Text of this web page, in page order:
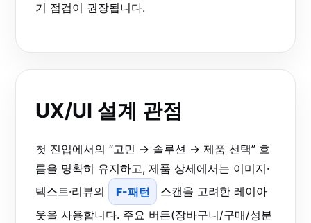
기 점검이 권장됩니다.
UX/UI 설계 관점
첫 진입에서의 “고민 → 솔루션 → 제품 선택” 흐
름을 명확히 유지하고, 제품 상세에서는 이미지·
텍스트·리뷰의
F-패턴
스캔을 고려한 레이아
웃을 사용합니다. 주요 버튼(장바구니/구매/성분